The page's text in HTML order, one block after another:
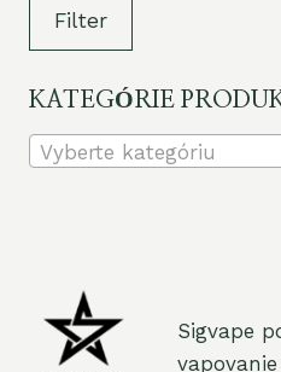
Filter
KATEGÓRIE
Vyberte kategóriu
Sigvape